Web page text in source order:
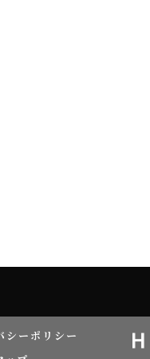
シーポリシー